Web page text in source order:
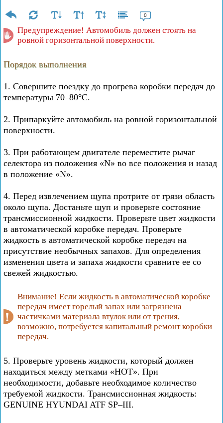
0
Предупреждение! Автомобиль должен стоять на
ровной горизонтальной поверхности.
Порядок выполнения
1. Совершите поездку до прогрева коробки передач до
температуры 70–80°C.
2. Припаркуйте автомобиль на ровной горизонтальной
поверхности.
3. При работающем двигателе переместите рычаг
селектора из положения «N» во все положения и назад
в положение «N».
4. Перед извлечением щупа протрите от грязи область
около щупа. Достаньте щуп и проверьте состояние
трансмиссионной жидкости. Проверьте цвет жидкости
в автоматической коробке передач. Проверьте
жидкость в автоматической коробке передач на
присутствие необычных запахов. Для определения
изменения цвета и запаха жидкости сравните ее со
свежей жидкостью.
Внимание! Если жидкость в автоматической коробке
передач имеет горелый запах или загрязнена
частичками материала втулок или от трения,
возможно, потребуется капитальный ремонт коробки
передач.
5. Проверьте уровень жидкости, который должен
находиться между метками «HOT». При
необходимости, добавьте необходимое количество
требуемой жидкости. Трансмиссионная жидкость:
GENUINE HYUNDAI ATF SP–III.